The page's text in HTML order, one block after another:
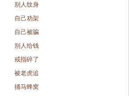
别人纹身
自己劝架
自己被骗
别人给钱
戒指碎了
被老虎追
捅马蜂窝